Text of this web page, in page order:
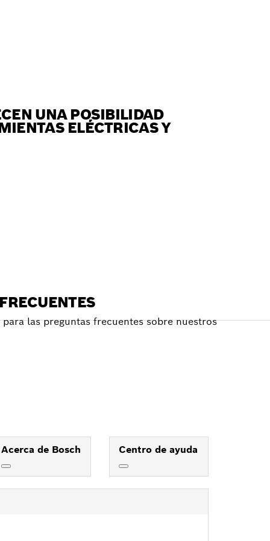
UNA POSIBILIDAD
ELÉCTRICAS Y
las preguntas frecuentes sobre nuestros
Acerca de Bosch Centro de ayuda